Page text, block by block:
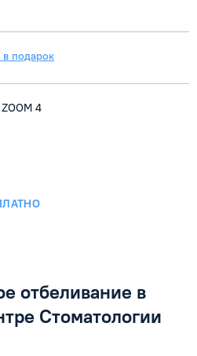
в подарок
4
отбеливание в
Стоматологии